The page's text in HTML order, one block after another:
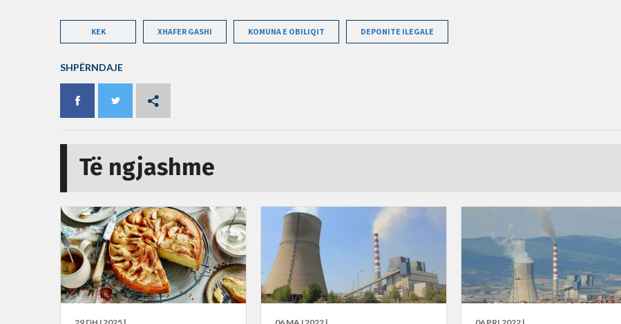
KEK XHAFER GASHI KOMUNA E OBILIQIT DEPONITE ILEGALE
SHPËRNDAJE
Të ngjashme